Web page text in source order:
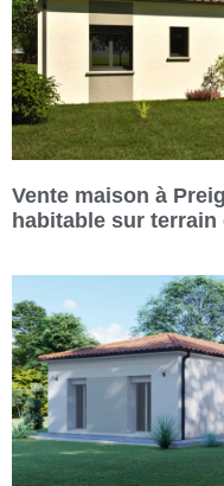
Vente maison à
habitable sur terrain